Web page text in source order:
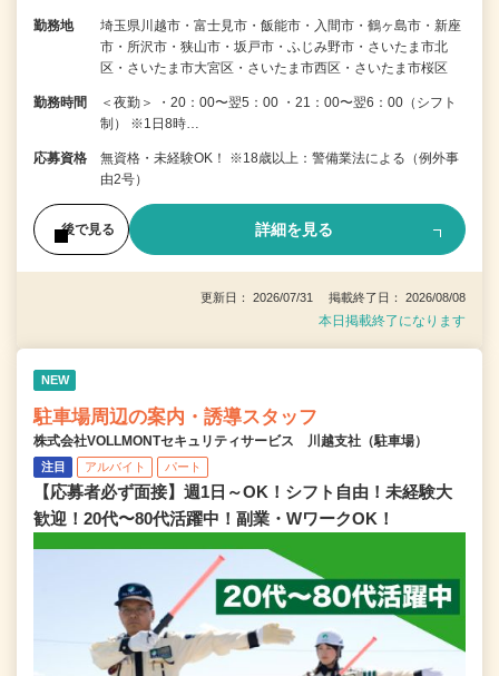
勤務地
埼玉県川越市・富士見市・飯能市・入間市・鶴ヶ島市・新座
市・所沢市・狭山市・坂戸市・ふじみ野市・さいたま市北
区・さいたま市大宮区・さいたま市西区・さいたま市桜区
勤務時間
＜夜勤＞ ・20：00〜翌5：00 ・21：00〜翌6：00（シフト
制） ※1日8時…
応募資格
無資格・未経験OK！ ※18歳以上：警備業法による（例外事
由2号）
後で見る 詳細を見る
更新日： 2026/07/31 掲載終了日： 2026/08/08
本日掲載終了になります
NEW
駐車場周辺の案内・誘導スタッフ
株式会社VOLLMONTセキュリティサービス 川越支社（駐車場）
注目 アルバイト パート
【応募者必ず面接】週1日～OK！シフト自由！未経験大
歓迎！20代〜80代活躍中！副業・WワークOK！